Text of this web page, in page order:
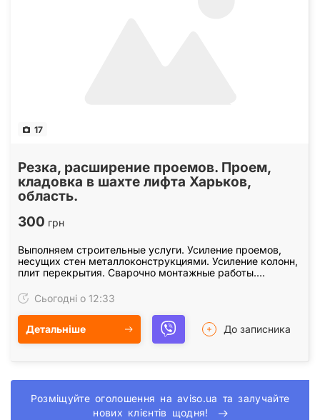
17
Резка, расширение проемов. Проем,
кладовка в шахте лифта Харьков,
область.
300 грн
Выполняем строительные услуги. Усиление проемов,
несущих стен металлоконструкциями. Усиление колонн,
плит перекрытия. Сварочно монтажные работы.
Сьогодні о 12:33
Детальніше До записника
Розміщуйте оголошення на aviso.ua та залучайте
нових клієнтів щодня!